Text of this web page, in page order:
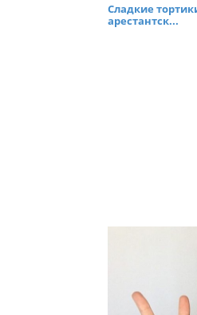
Сладкие
арестантск...